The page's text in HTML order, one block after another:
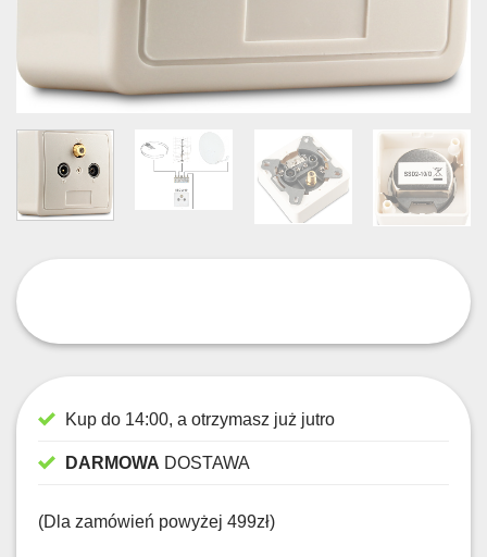
Kup do 14:00, a otrzymasz już jutro
DARMOWA DOSTAWA
(Dla zamówień powyżej 499zł)